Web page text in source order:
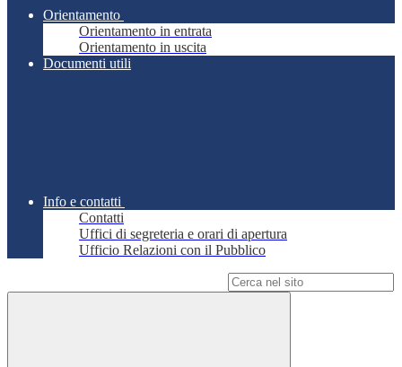
Orientamento
Orientamento in entrata
Orientamento in uscita
Documenti utili
Info e contatti
Contatti
Uffici di segreteria e orari di apertura
Ufficio Relazioni con il Pubblico